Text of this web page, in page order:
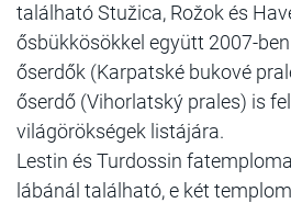
található Stužica, Rožok és
ősbükkösökkel együtt 2007-
őserdők (Karpatské bukové
őserdő (Vihorlatský prales) is
világörökségek listájára.
Lestin és Turdossin
lábánál található, e két